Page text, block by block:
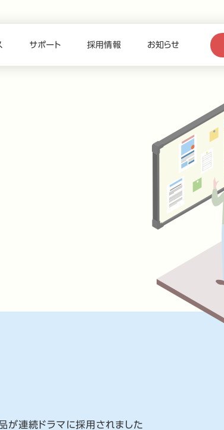
サポート 採用情報 お知らせ
が連続ドラマに採用されました